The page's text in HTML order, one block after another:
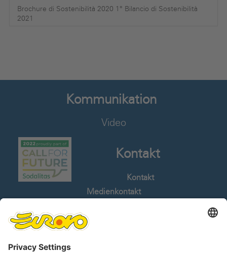
Brochure di Sostenibilità 2020 1° Bilancio di Sostenibilità
2021
Kommunikation
Video
Kontakt
Kontakt
Medienkontakt
Whistleblowing